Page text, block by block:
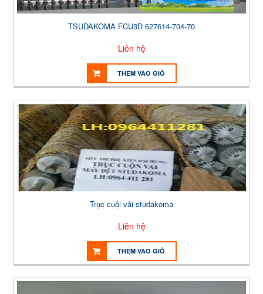
TSUDAKOMA FCU3D 627614-704-70
Liên hệ
THÊM VÀO GIỎ
Trục cuội vải studakoma
Liên hệ
THÊM VÀO GIỎ